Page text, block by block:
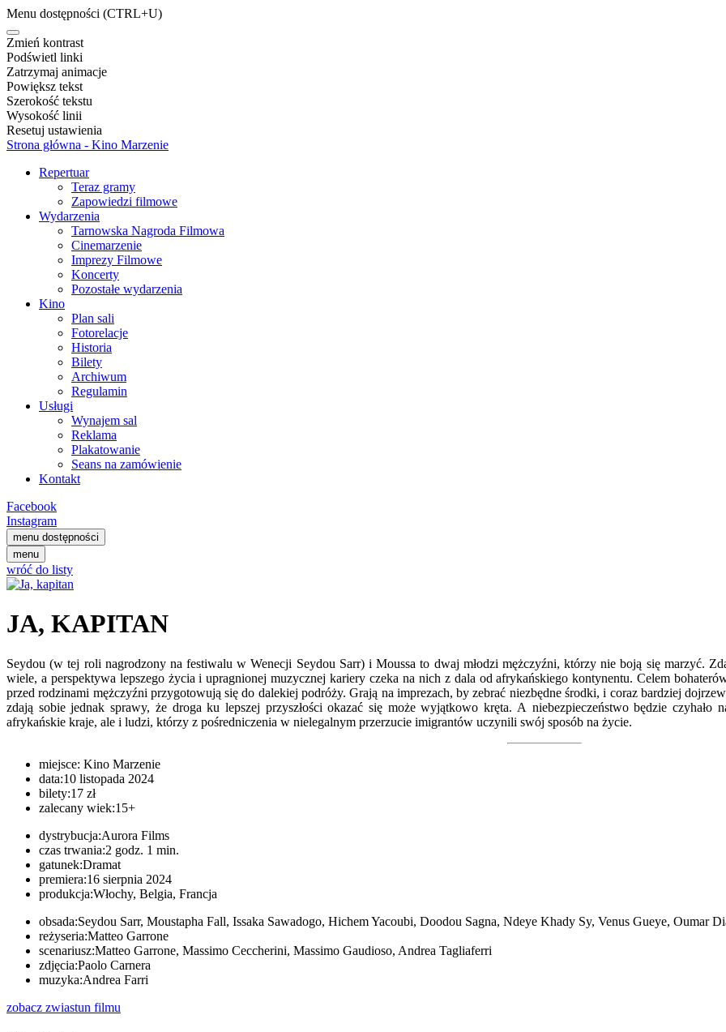
Menu dostępności (CTRL+U)
Zmień kontrast
Podświetl linki
Zatrzymaj animacje
Powiększ tekst
Szerokość tekstu
Wysokość linii
Resetuj ustawienia
Strona główna - Kino Marzenie
Repertuar
Teraz gramy
Zapowiedzi filmowe
Wydarzenia
Tarnowska Nagroda Filmowa
Cinemarzenie
Imprezy Filmowe
Koncerty
Pozostałe wydarzenia
Kino
Plan sali
Fotorelacje
Historia
Bilety
Archiwum
Regulamin
Usługi
Wynajem sal
Reklama
Plakatowanie
Seans na zamówienie
Kontakt
Facebook
Instagram
menu dostępności
menu
wróć do listy
JA, KAPITAN
Seydou (w tej roli nagrodzony na festiwalu w Wenecji Seydou Sarr) i Moussa to dwaj młodzi mężczyźni, którzy nie boją się marzyć.
wiele, a perspektywa lepszego życia i upragnionej muzycznej kariery czeka na nich z dala od afrykańskiego kontynentu. Celem
przed rodzinami mężczyźni przygotowują się do dalekiej podróży. Grają na imprezach, by zebrać niezbędne środki, i coraz bardziej
zdają sobie jednak sprawy, że droga ku lepszej przyszłości okazać się może wyjątkowo kręta. A niebezpieczeństwo będzie
afrykańskie kraje, ale i ludzi, którzy z pośredniczenia w nielegalnym przerzucie imigrantów uczynili swój sposób na życie.
miejsce: Kino Marzenie
data:10 listopada 2024
bilety:17 zł
zalecany wiek:15+
dystrybucja:Aurora Films
czas trwania:2 godz. 1 min.
gatunek:Dramat
premiera:16 sierpnia 2024
produkcja:Włochy, Belgia, Francja
obsada:Seydou Sarr, Moustapha Fall, Issaka Sawadogo, Hichem Yacoubi, Doodou Sagna, Ndeye Khady Sy, Venus Gueye, Oumar
reżyseria:Matteo Garrone
scenariusz:Matteo Garrone, Massimo Ceccherini, Massimo Gaudioso, Andrea Tagliaferri
zdjęcia:Paolo Carnera
muzyka:Andrea Farri
zobacz zwiastun filmu